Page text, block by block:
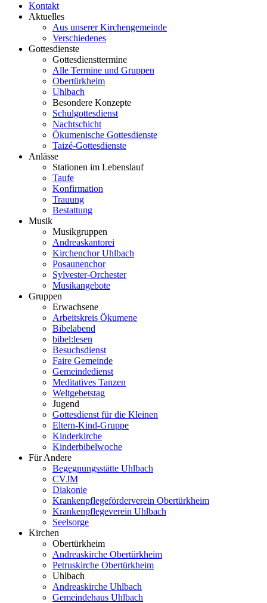
Kontakt
Aktuelles
Aus unserer Kirchengemeinde
Verschiedenes
Gottesdienste
Gottesdiensttermine
Alle Termine und Gruppen
Obertürkheim
Uhlbach
Besondere Konzepte
Schulgottesdienst
Nachtschicht
Ökumenische Gottesdienste
Taizé-Gottesdienste
Anlässe
Stationen im Lebenslauf
Taufe
Konfirmation
Trauung
Bestattung
Musik
Musikgruppen
Andreaskantorei
Kirchenchor Uhlbach
Posaunenchor
Sylvester-Orchester
Musikangebote
Gruppen
Erwachsene
Arbeitskreis Ökumene
Bibelabend
bibel:lesen
Besuchsdienst
Faire Gemeinde
Gemeindedienst
Meditatives Tanzen
Weltgebetstag
Jugend
Gottesdienst für die Kleinen
Eltern-Kind-Gruppe
Kinderkirche
Kinderbibelwoche
Für Andere
Begegnungsstätte Uhlbach
CVJM
Diakonie
Krankenpflegeförderverein Obertürkheim
Krankenpflegeverein Uhlbach
Seelsorge
Kirchen
Obertürkheim
Andreaskirche Obertürkheim
Petruskirche Obertürkheim
Uhlbach
Andreaskirche Uhlbach
Gemeindehaus Uhlbach